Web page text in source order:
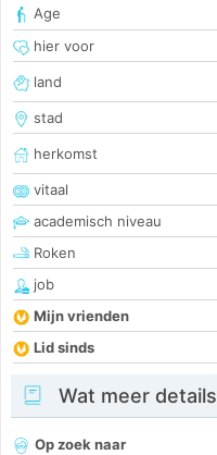
Age
hier voor
land
stad
herkomst
vitaal
academisch niveau
Roken
job
Mijn vrienden
Lid sinds
Wat meer details
Op zoek naar